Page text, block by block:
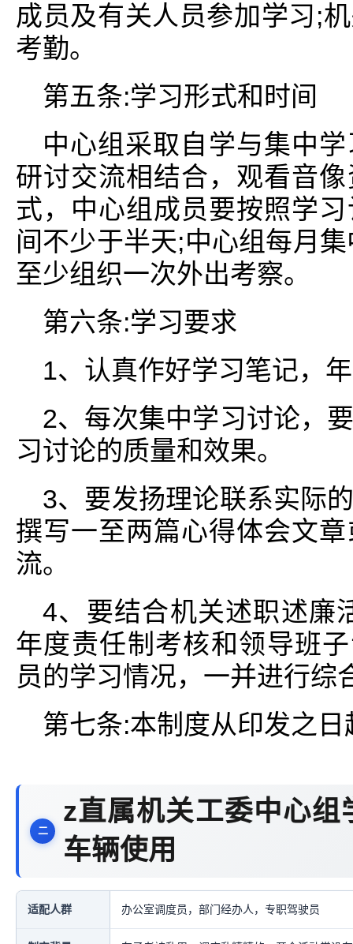
成员及有关人员参加学习;
考勤。
第五条:学习形式和时间
中心组采取自学与集中
研讨交流相结合，观看音
式，中心组成员要按照学
间不少于半天;中心组每月
至少组织一次外出考察。
第六条:学习要求
1、认真作好学习笔记，
2、每次集中学习讨论，
习讨论的质量和效果。
3、要发扬理论联系实际
撰写一至两篇心得体会文
流。
4、要结合机关述职述廉
年度责任制考核和领导班
员的学习情况，一并进行综
第七条:本制度从印发之日
z直属机关工委中心
车辆使用
适配人群 办公室调度员，部门经办人，专职驾驶员